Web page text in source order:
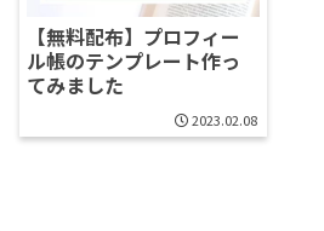
【無料配布】プロフィー
ル帳のテンプレート作っ
てみました
2023.02.08